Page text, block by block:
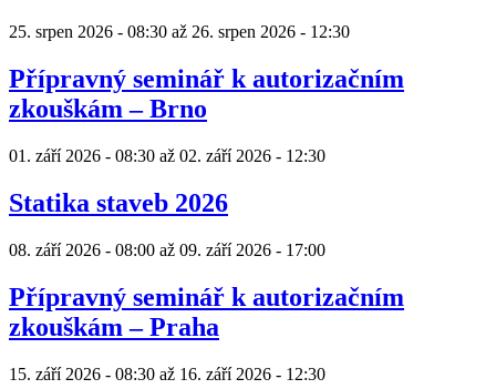
25. srpen 2026 - 08:30 až 26. srpen 2026 - 12:30
Přípravný seminář k autorizačním
zkouškám – Brno
01. září 2026 - 08:30 až 02. září 2026 - 12:30
Statika staveb 2026
08. září 2026 - 08:00 až 09. září 2026 - 17:00
Přípravný seminář k autorizačním
zkouškám – Praha
15. září 2026 - 08:30 až 16. září 2026 - 12:30